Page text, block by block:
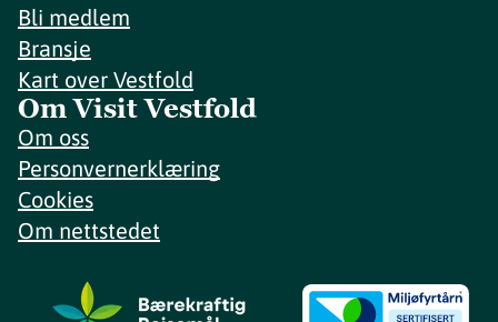
Bli medlem
Bransje
Kart over Vestfold
Om Visit Vestfold
Om oss
Personvernerklæring
Cookies
Om nettstedet